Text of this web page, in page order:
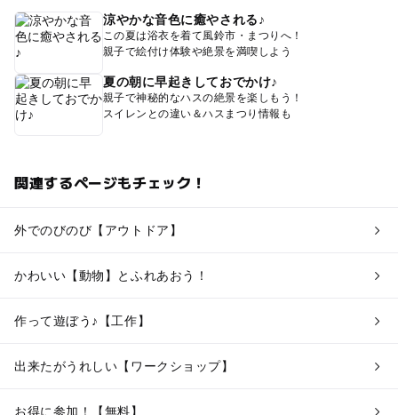
涼やかな音色に癒やされる♪
この夏は浴衣を着て風鈴市・まつりへ！
親子で絵付け体験や絶景を満喫しよう
夏の朝に早起きしておでかけ♪
親子で神秘的なハスの絶景を楽しもう！
スイレンとの違い＆ハスまつり情報も
関連するページもチェック！
外でのびのび【アウトドア】
かわいい【動物】とふれあおう！
作って遊ぼう♪【工作】
出来たがうれしい【ワークショップ】
お得に参加！【無料】